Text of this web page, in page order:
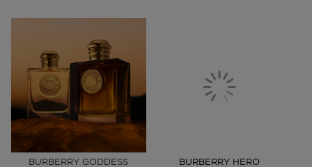
BURBERRY GODDESS BURBERRY HERO